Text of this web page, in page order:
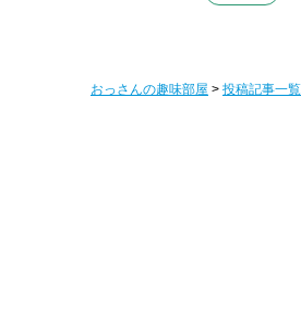
おっさんの趣味部屋 > 投稿記事一覧